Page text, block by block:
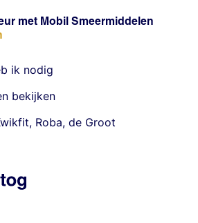
met Mobil Smeermiddelen
ik nodig
bekijken
, Roba,de Groot